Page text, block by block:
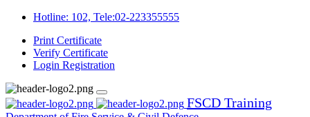
Hotline: 102, Tele:02-223355555
Print Certificate
Verify Certificate
Login Registration
FSCD Training